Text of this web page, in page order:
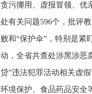
贪污挪用、虚报冒领、优
处有关问题596个，批评
败和“保护伞”，特别是紧
动，全省共查处涉黑涉恶
贷”违法犯罪活动相关虚
环境保护、食品药品安全